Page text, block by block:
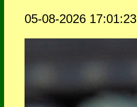
05-08-2026 17:01:23